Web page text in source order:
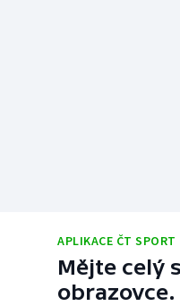
APLIKACE ČT SPORT
Mějte celý
obrazovce.